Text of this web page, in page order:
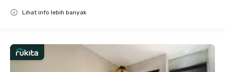
Lihat info lebih banyak